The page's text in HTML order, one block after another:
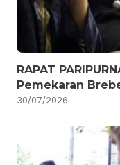
RAPAT
Pemekaran
30/07/2026